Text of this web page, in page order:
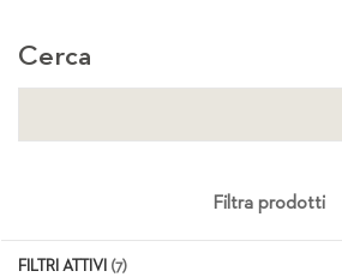
Cerca
Filtra prodotti
FILTRI ATTIVI